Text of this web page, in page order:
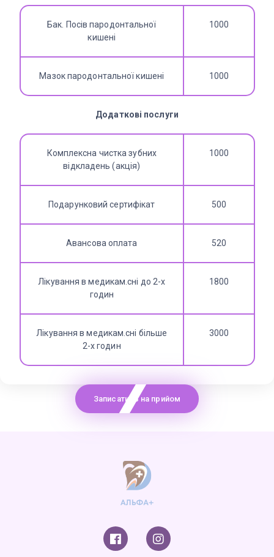
Бак. Посів пародонтальної
кишені
1000
Мазок пародонтальної кишені 1000
Додаткові послуги
Комплексна чистка зубних
відкладень (акція)
1000
Подарунковий сертифікат 500
Авансова оплата 520
Лікування в медикам.сні до 2-х
годин
1800
Лікування в медикам.сні більше
2-х годин
3000
Записатись на прийом